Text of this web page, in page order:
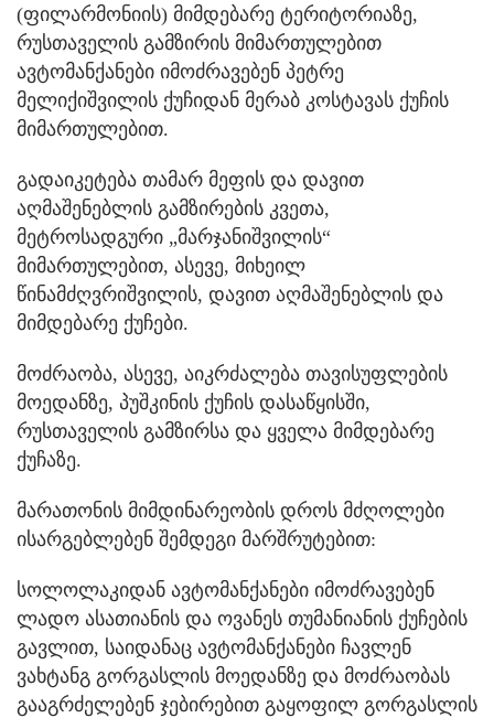
(ფილარმონიის) მიმდებარე ტერიტორიაზე,
რუსთაველის გამზირის მიმართულებით
ავტომანქანები იმოძრავებენ პეტრე
მელიქიშვილის ქუჩიდან მერაბ კოსტავას ქუჩის
მიმართულებით.
გადაიკეტება თამარ მეფის და დავით
აღმაშენებლის გამზირების კვეთა,
მეტროსადგური „მარჯანიშვილის“
მიმართულებით, ასევე, მიხეილ
წინამძღვრიშვილის, დავით აღმაშენებლის და
მიმდებარე ქუჩები.
მოძრაობა, ასევე, აიკრძალება თავისუფლების
მოედანზე, პუშკინის ქუჩის დასაწყისში,
რუსთაველის გამზირსა და ყველა მიმდებარე
ქუჩაზე.
მარათონის მიმდინარეობის დროს მძღოლები
ისარგებლებენ შემდეგი მარშრუტებით:
სოლოლაკიდან ავტომანქანები იმოძრავებენ
ლადო ასათიანის და ოვანეს თუმანიანის ქუჩების
გავლით, საიდანაც ავტომანქანები ჩავლენ
ვახტანგ გორგასლის მოედანზე და მოძრაობას
გააგრძელებენ ჯებირებით გაყოფილ გორგასლის